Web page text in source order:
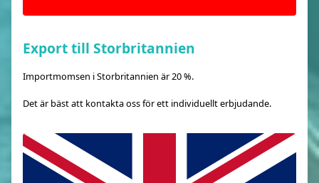
Export till Storbritannien
Importmomsen i Storbritannien är 20 %.
Det är bäst att kontakta oss för ett individuellt erbjudande.